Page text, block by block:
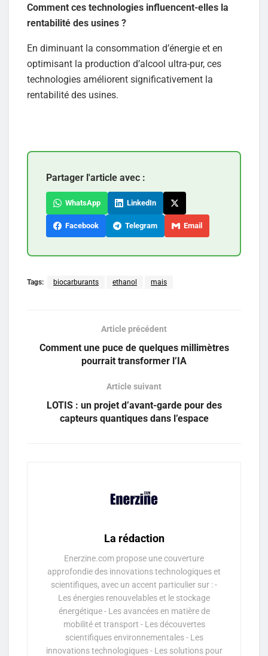
Comment ces technologies influencent-elles la
rentabilité des usines ?
En diminuant la consommation d’énergie et en
optimisant la production d’alcool ultra-pur, ces
technologies améliorent significativement la
rentabilité des usines.
Partager l'article avec :
WhatsApp LinkedIn
Facebook Telegram Email
Tags: biocarburants ethanol mais
Article précédent
Comment une puce de quelques millimètres
pourrait transformer l’IA
Article suivant
LOTIS : un projet d’avant-garde pour des
capteurs quantiques dans l’espace
La rédaction
Enerzine.com propose une couverture
approfondie des innovations technologiques et
scientifiques, avec un accent particulier sur : -
Les énergies renouvelables et le stockage
énergétique - Les avancées en matière de
mobilité et transport - Les découvertes
scientifiques environnementales - Les
innovations technologiques - Les solutions pour